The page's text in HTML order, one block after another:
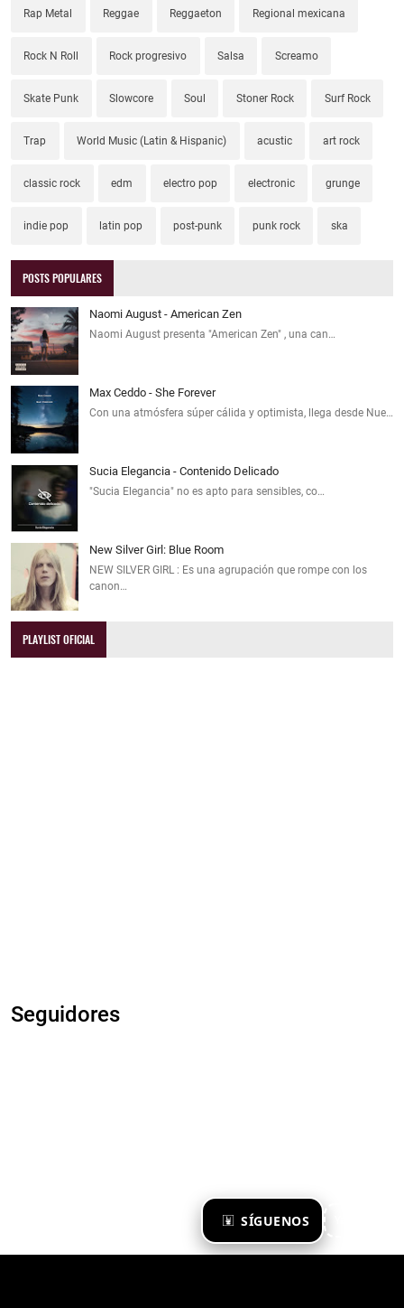
SÍGUENOS
Rap Metal Reggae Reggaeton Regional mexicana
Rock N Roll Rock progresivo Salsa Screamo
Skate Punk Slowcore Soul Stoner Rock Surf Rock
Trap World Music (Latin & Hispanic) acustic art rock
classic rock edm electro pop electronic grunge
indie pop latin pop post-punk punk rock ska
POSTS POPULARES
Naomi August - American Zen
Naomi August presenta "American Zen" , una can…
Max Ceddo - She Forever
Con una atmósfera súper cálida y optimista, llega desde Nue…
Sucia Elegancia - Contenido Delicado
"Sucia Elegancia" no es apto para sensibles, co…
New Silver Girl: Blue Room
NEW SILVER GIRL : Es una agrupación que rompe con los
canon…
PLAYLIST OFICIAL
Seguidores